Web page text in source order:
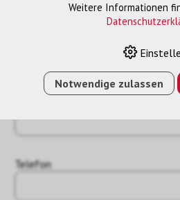
Telefon
Weitere Informationen
Notwendige zulassen